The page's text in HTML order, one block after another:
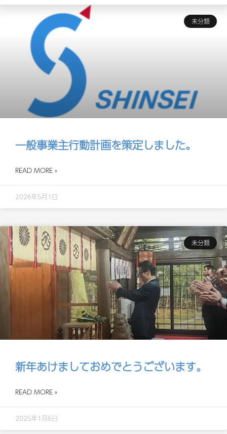
未分類
一般事業主行動計画を策定しました。
READ MORE »
2026年5月1日
未分類
新年あけましておめでとうございます。
READ MORE »
2025年1月6日